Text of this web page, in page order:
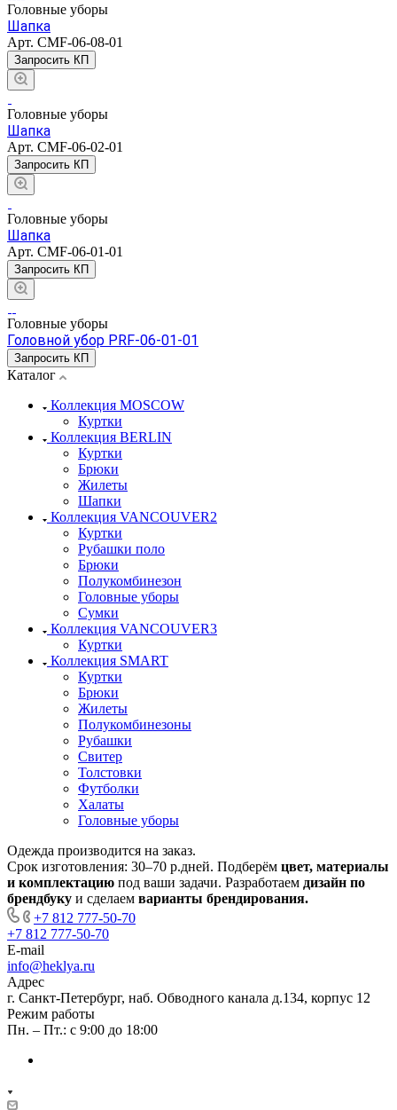
Головные уборы
Шапка
Арт. CMF-06-08-01
Запросить КП
Головные уборы
Шапка
Арт. CMF-06-02-01
Запросить КП
Головные уборы
Шапка
Арт. CMF-06-01-01
Запросить КП
Головные уборы
Головной убор PRF-06-01-01
Запросить КП
Каталог
Коллекция MOSCOW
Куртки
Коллекция BERLIN
Куртки
Брюки
Жилеты
Шапки
Коллекция VANCOUVER2
Куртки
Рубашки поло
Брюки
Полукомбинезон
Головные уборы
Сумки
Коллекция VANCOUVER3
Куртки
Коллекция SMART
Куртки
Брюки
Жилеты
Полукомбинезоны
Рубашки
Свитер
Толстовки
Футболки
Халаты
Головные уборы
Одежда производится на заказ.
Срок изготовления: 30–70 р.дней. Подберём цвет, материалы
и комплектацию под ваши задачи. Разработаем дизайн по
брендбуку и сделаем варианты брендирования.
+7 812 777-50-70
+7 812 777-50-70
E-mail
info@heklya.ru
Адрес
г. Санкт-Петербург, наб. Обводного канала д.134, корпус 12
Режим работы
Пн. – Пт.: с 9:00 до 18:00